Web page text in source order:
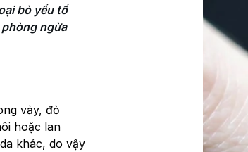
bỏ yếu tố
ngừa
vảy, đỏ
hoặc lan
khác, do vậy